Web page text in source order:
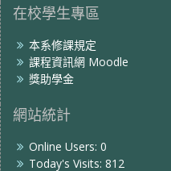
在校學生專區
本系修課規定
課程資訊網 Moodle
獎助學金
網站統計
Online Users: 0
Today's Visits: 812